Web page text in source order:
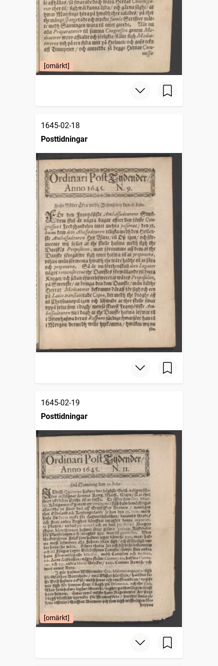
[omärkt]
1645-02-18
Posttidningar
1645-02-19
Posttidningar
[omärkt]